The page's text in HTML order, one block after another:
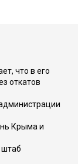
что в его
откатов
Крыма и
штаб